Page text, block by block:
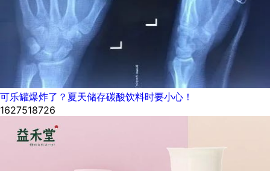
可乐罐爆炸了？夏天储存碳酸饮料时要小心！
1627518726